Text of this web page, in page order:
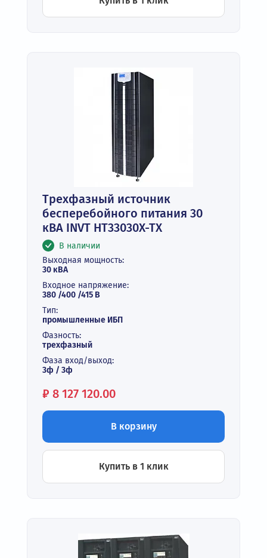
Трехфазный источник
бесперебойного питания 30
кВА INVT HT33030X-TX
В наличии
Выходная мощность:
30 кВА
Входное напряжение:
380 /400 /415 В
Тип:
промышленные ИБП
Фазность:
трехфазный
Фаза вход/выход:
3ф / 3ф
Цена:
₽ 8 127 120.00
В корзину
Купить в 1 клик